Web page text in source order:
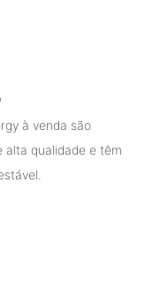
à venda são
alta qualidade e têm